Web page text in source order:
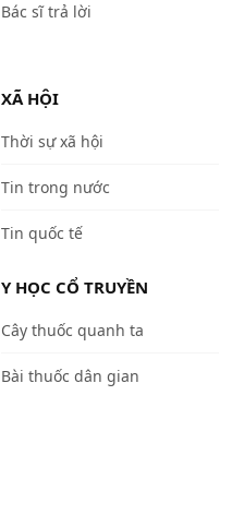
Bác sĩ trả lời
XÃ HỘI
Thời sự xã hội
Tin trong nước
Tin quốc tế
Y HỌC CỔ TRUYỀN
Cây thuốc quanh ta
Bài thuốc dân gian